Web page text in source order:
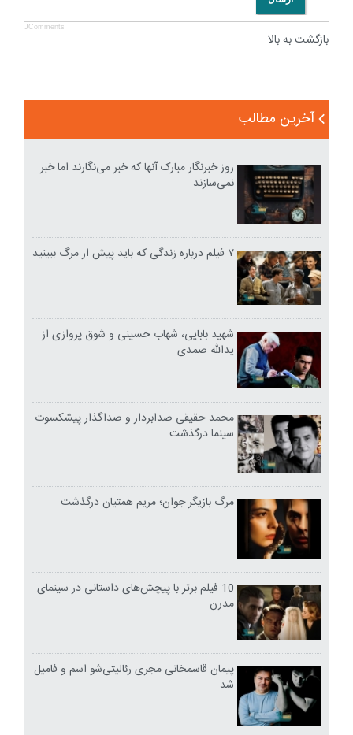
JComments
بازگشت به بالا
آخرین مطالب
روز خبرنگار مبارک آنها که خبر می‌نگارند اما خبر
نمی‌سازند
۷ فیلم درباره زندگی که باید پیش از مرگ ببینید
شهید بابایی، شهاب حسینی و شوق پروازی از
یدالله صمدی
محمد حقیقی صدابردار و صداگذار پیشکسوت
سینما درگذشت
مرگ بازیگر جوان؛ مریم همتیان درگذشت
10 فیلم برتر با پیچش‌های داستانی در سینمای
مدرن
پیمان قاسمخانی مجری رئالیتی‌شو اسم و فامیل
شد